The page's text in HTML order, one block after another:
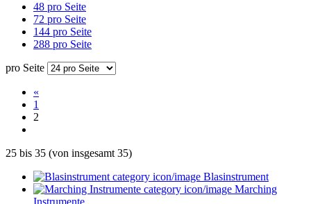
48 pro Seite
72 pro Seite
144 pro Seite
288 pro Seite
pro Seite
«
1
2
25 bis 35 (von insgesamt 35)
Blasinstrument
Marching
Instrumente